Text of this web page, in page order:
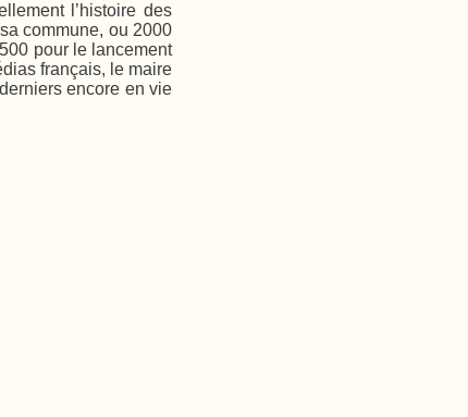
l’histoire des
commune, ou 2000
pour le lancement
français, le maire
encore en vie